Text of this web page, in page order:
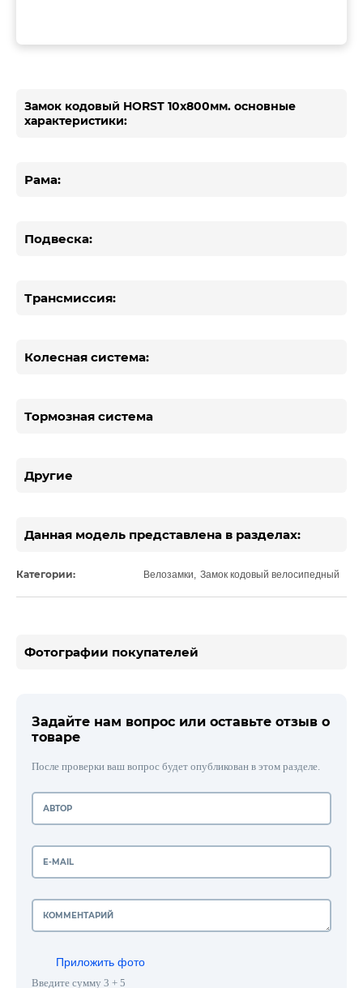
Замок кодовый HORST 10x800мм. основные
характеристики:
Рама:
Подвеска:
Трансмиссия:
Колесная система:
Тормозная система
Другие
Данная модель представлена в разделах:
Категории: Велозамки Замок кодовый велосипедный
Фотографии покупателей
Задайте нам вопрос или оставьте отзыв о
товаре
После проверки ваш вопрос будет опубликован в этом разделе.
Приложить фото
Введите сумму 3 + 5